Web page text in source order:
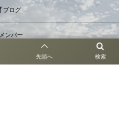
検索
先頭へ
ブログ
メンバー